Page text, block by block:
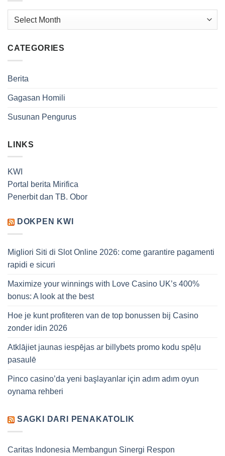
Archives
CATEGORIES
Berita
Gagasan Homili
Susunan Pengurus
LINKS
KWI
Portal berita Mirifica
Penerbit dan TB. Obor
DOKPEN KWI
Migliori Siti di Slot Online 2026: come garantire pagamenti
rapidi e sicuri
Maximize your winnings with Love Casino UK’s 400%
bonus: A look at the best
Hoe je kunt profiteren van de top bonussen bij Casino
zonder idin 2026
Atklājiet jaunas iespējas ar billybets promo kodu spēļu
pasaulē
Pinco casino’da yeni başlayanlar için adım adım oyun
oynama rehberi
SAGKI DARI PENAKATOLIK
Caritas Indonesia Membangun Sinergi Respon